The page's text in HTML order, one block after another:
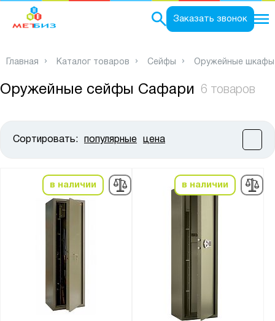
Заказать звонок
Главная Каталог товаров Сейфы Оружейные
Оружейные сейфы Сафари 6 товаров
Сортировать: популярные цена
в наличии в наличии
Высота, мм:
Ширина, мм: